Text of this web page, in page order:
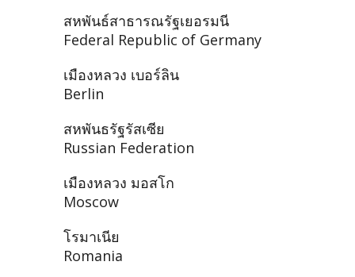
สหพันธ์สาธารณรัฐเยอรมนี
Federal Republic of Germany
เมืองหลวง เบอร์ลิน
Berlin
สหพันธรัฐรัสเซีย
Russian Federation
เมืองหลวง มอสโก
Moscow
โรมาเนีย
Romania